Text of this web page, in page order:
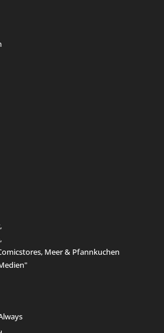
Meer & Pfannkuchen